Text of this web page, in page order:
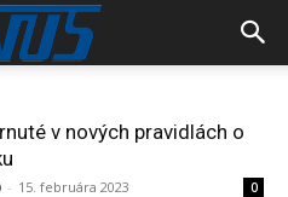
v nových pravidlách o
- 15. februára 2023 0